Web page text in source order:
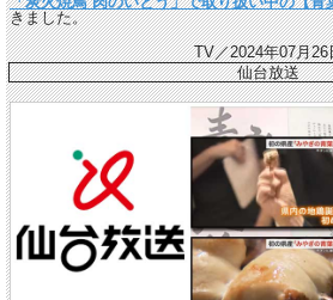
きました。
TV／2024年07月26
仙台放送